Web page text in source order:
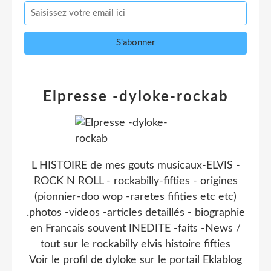
Elpresse -dyloke-rockab
L HISTOIRE de mes gouts musicaux-ELVIS -
ROCK N ROLL - rockabilly-fifties - origines
(pionnier-doo wop -raretes fifities etc etc)
.photos -videos -articles detaillés - biographie
en Francais souvent INEDITE -faits -News /
tout sur le rockabilly elvis histoire fifties
Voir le profil de dyloke sur le portail Eklablog